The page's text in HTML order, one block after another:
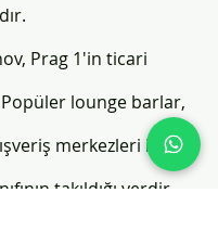
Prag 1'in ticari
lounge barlar,
merkezleri ile
takıldığı yerdir.